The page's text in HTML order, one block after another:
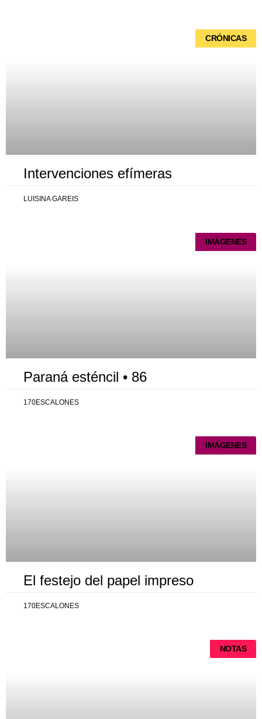
CRÓNICAS
Intervenciones efímeras
LUISINA GAREIS
IMÁGENES
Paraná esténcil • 86
170ESCALONES
IMÁGENES
El festejo del papel impreso
170ESCALONES
NOTAS